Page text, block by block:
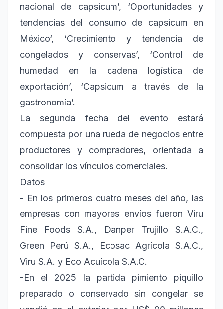
nacional de capsicum’, ‘Oportunidades y
tendencias del consumo de capsicum en
México‘, ‘Crecimiento y tendencia de
congelados y conservas’, ‘Control de
humedad en la cadena logística de
exportación’, ‘Capsicum a través de la
gastronomía’.
La segunda fecha del evento estará
compuesta por una rueda de negocios entre
productores y compradores, orientada a
consolidar los vínculos comerciales.
Datos
- En los primeros cuatro meses del año, las
empresas con mayores envíos fueron Viru
Fine Foods S.A., Danper Trujillo S.A.C.,
Green Perú S.A., Ecosac Agrícola S.A.C.,
Viru S.A. y Eco Acuícola S.A.C.
-En el 2025 la partida pimiento piquillo
preparado o conservado sin congelar se